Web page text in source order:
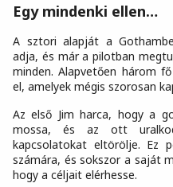
Egy mindenki ellen…
A sztori alapját a
adja, és már a pilotban
minden. Alapvetően három
el, amelyek mégis szorosan
Az első Jim harca, hogy a
mossa, és az ott
kapcsolatokat eltörölje. Ez
számára, és sokszor a saját
hogy a céljait elérhesse.